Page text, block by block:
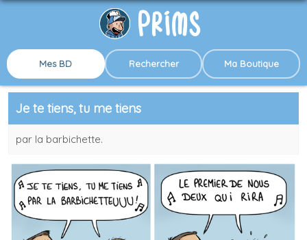
Mes BD Rechercher Ma Boutique
Je te tiens, tu me tiens
par la barbichette.